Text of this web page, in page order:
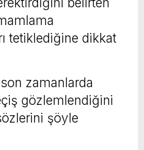
tetiklediğine dikkat
zamanlarda
gözlemlendiğini
şöyle